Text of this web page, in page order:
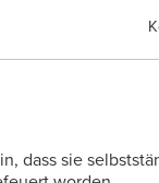
dass sie